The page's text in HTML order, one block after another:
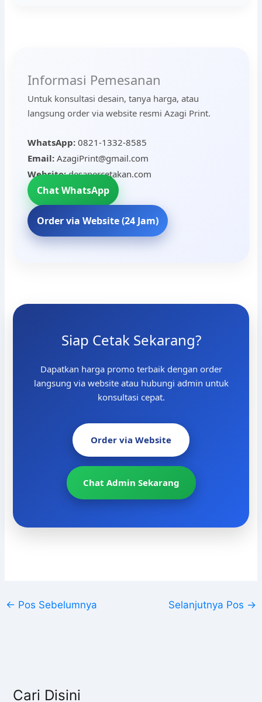
Informasi Pemesanan
Untuk konsultasi desain, tanya harga, atau
langsung order via website resmi Azagi Print.
WhatsApp:0821-1332-8585
Email:AzagiPrint@gmail.com
Website:desapercetakan.com
Chat WhatsApp
Order via Website (24 Jam)
Siap Cetak Sekarang?
Dapatkan harga promo terbaik dengan order
langsung via website atau hubungi admin untuk
konsultasi cepat.
Order via Website
Chat Admin Sekarang
← Pos Sebelumnya Selanjutnya Pos →
Cari Disini